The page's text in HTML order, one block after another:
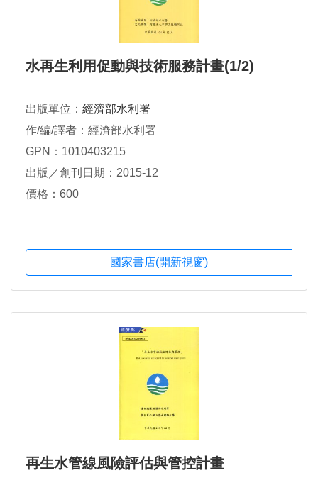
水再生利用促動與技術服務計畫(1/2)
出版單位： 經濟部水利署
作/編/譯者：經濟部水利署
GPN：1010403215
出版／創刊日期：2015-12
價格：600
國家書店(開新視窗)
再生水管線風險評估與管控計畫